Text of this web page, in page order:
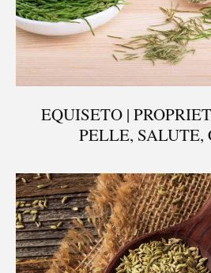
EQUISETO |
PELLE, SALUTE,